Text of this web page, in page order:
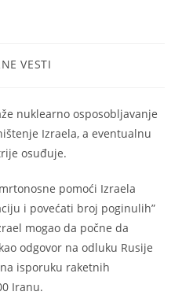
VESTI
nuklearno osposobljavanje
Izraela, a eventualnu
osuđuje.
pomoći Izraela
i povećati broj poginulih”
mogao da počne da
odgovor na odluku Rusije
isporuku raketnih
Iranu.